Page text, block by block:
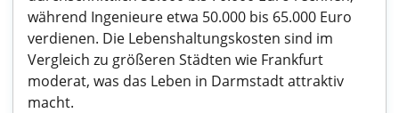
während Ingenieure etwa 50.000 bis 65.000 Euro
verdienen. Die Lebenshaltungskosten sind im
Vergleich zu größeren Städten wie Frankfurt
moderat, was das Leben in Darmstadt attraktiv
macht.